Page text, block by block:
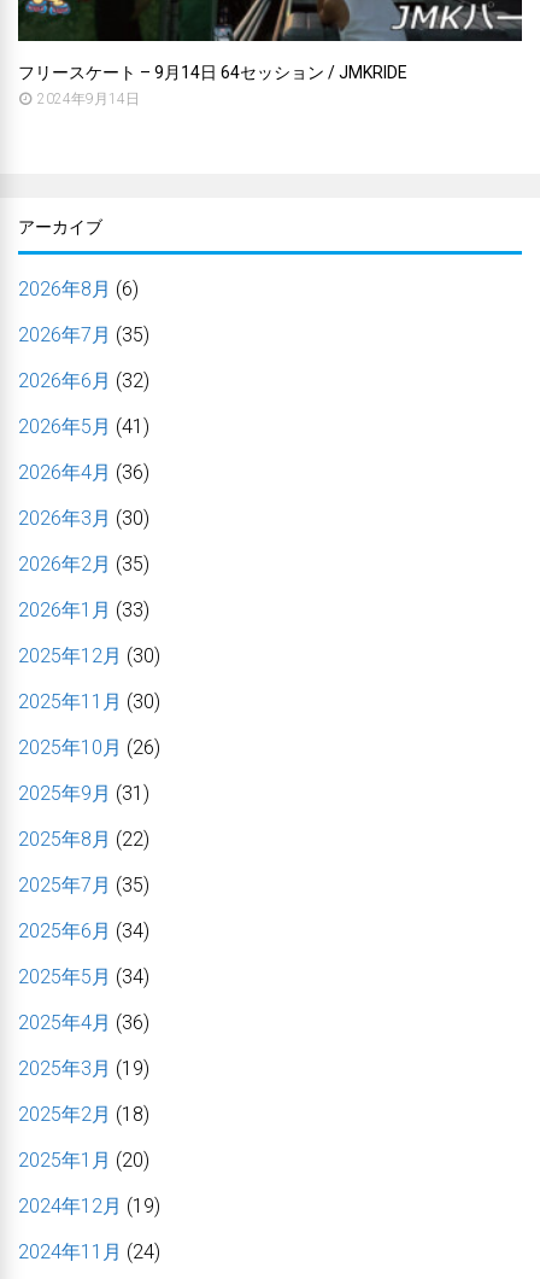
フリースケート – 9月14日 64セッション / JMKRIDE
2024年9月14日
アーカイブ
2026年8月 (6)
2026年7月 (35)
2026年6月 (32)
2026年5月 (41)
2026年4月 (36)
2026年3月 (30)
2026年2月 (35)
2026年1月 (33)
2025年12月 (30)
2025年11月 (30)
2025年10月 (26)
2025年9月 (31)
2025年8月 (22)
2025年7月 (35)
2025年6月 (34)
2025年5月 (34)
2025年4月 (36)
2025年3月 (19)
2025年2月 (18)
2025年1月 (20)
2024年12月 (19)
2024年11月 (24)